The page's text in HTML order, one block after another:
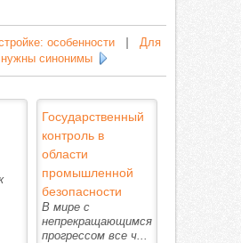
особенности
Для
нужны синонимы
Государственный
контроль в
области
промышленной
безопасности
В мире с
непрекращающимся
прогрессом все ч...